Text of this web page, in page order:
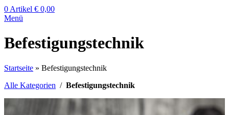
0 Artikel € 0,00
Menü
Befestigungstechnik
Startseite » Befestigungstechnik
Alle Kategorien / Befestigungstechnik